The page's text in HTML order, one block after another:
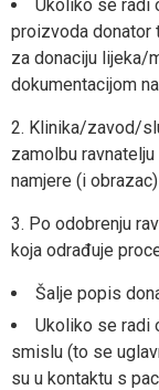
Ukoliko se radi
proizvoda donator
za donaciju lijeka/
dokumentacijom
Klinika/zavod/
zamolbu
namjere (i obrazac)
Po odobrenju
koja odrađuje
Šalje popis
Ukoliko se radi
smislu (to se
su u kontaktu s